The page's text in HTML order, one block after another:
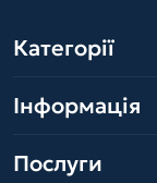
Категорії
Інформація
Послуги